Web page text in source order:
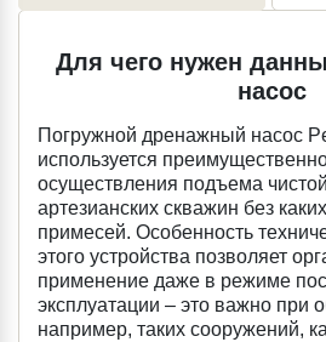
Для чего нужен
насос
Погружной дренажный насос
используется
осуществления подъема
артезианских скважин без
примесей. Особенность
этого устройства позволяет
применение даже в режиме
эксплуатации – это важно при
например, таких сооружений,